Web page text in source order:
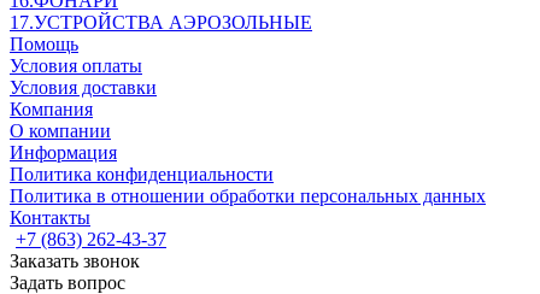
17.УСТРОЙСТВА АЭРОЗОЛЬНЫЕ
Помощь
Условия оплаты
Условия доставки
Компания
О компании
Информация
Политика конфиденциальности
Политика в отношении обработки персональных данных
Контакты
+7 (863) 262-43-37
Заказать звонок
Задать вопрос